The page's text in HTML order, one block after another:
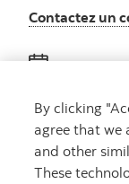
Contactez un
Obtenez des
Rencontrez un
Prenez
By clicking
agree that we
and other
These